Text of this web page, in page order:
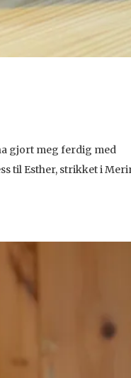
gjort meg ferdig med
til Esther, strikket i